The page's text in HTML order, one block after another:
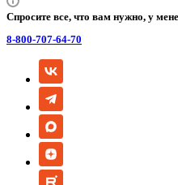
Спросите все, что вам нужно, у
8-800-707-64-70